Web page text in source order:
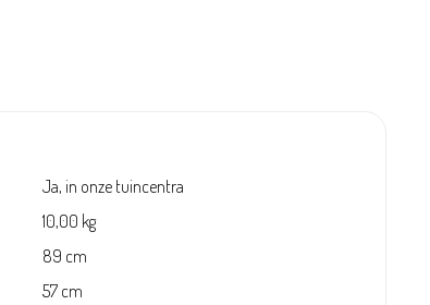
Ja, in onze tuincentra
10,00 kg
89 cm
57 cm